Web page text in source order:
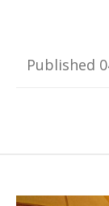
Published